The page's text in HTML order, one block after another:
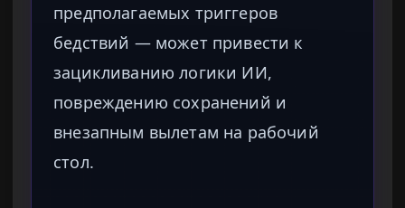
предполагаемых триггеров
бедствий — может привести к
зацикливанию логики ИИ,
повреждению сохранений и
внезапным вылетам на рабочий
стол.